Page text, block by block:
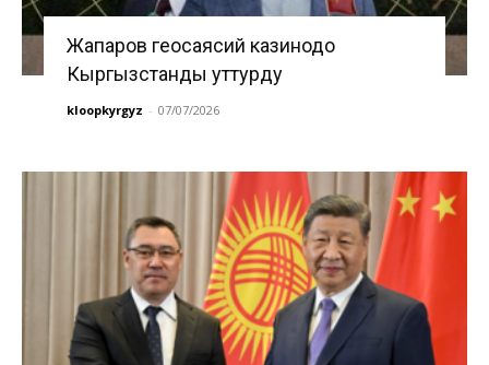
Жапаров геосаясий казинодо
Кыргызстанды уттурду
kloopkyrgyz - 07/07/2026